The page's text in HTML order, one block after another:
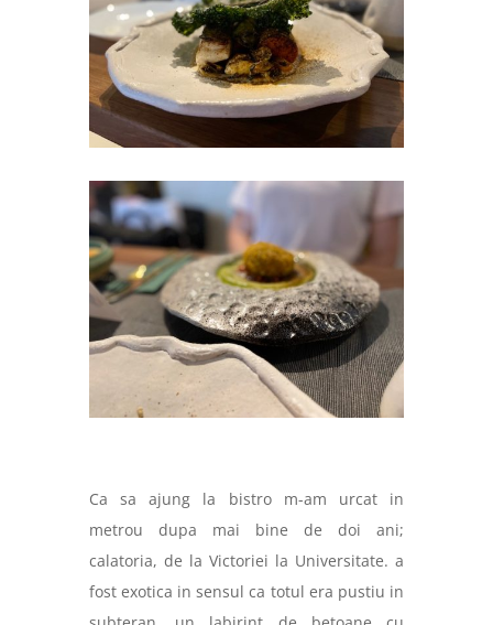
Ca sa ajung la bistro m-am urcat in
metrou dupa mai bine de doi ani;
calatoria, de la Victoriei la Universitate. a
fost exotica in sensul ca totul era pustiu in